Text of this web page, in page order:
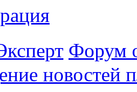
Форум
новостей